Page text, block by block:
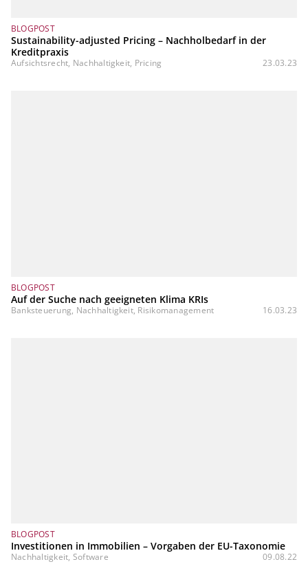
BLOGPOST
Sustainability-adjusted Pricing – Nachholbedarf in der
Kreditpraxis
Aufsichtsrecht, Nachhaltigkeit, Pricing 23.03.23
BLOGPOST
Auf der Suche nach geeigneten Klima KRIs
Banksteuerung, Nachhaltigkeit, Risikomanagement 16.03.23
BLOGPOST
Investitionen in Immobilien – Vorgaben der EU-Taxonomie
Nachhaltigkeit, Software 09.08.22